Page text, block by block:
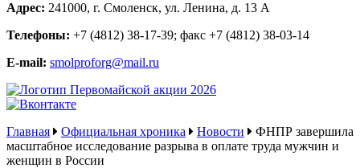
Адрес: 241000, г. Смоленск, ул. Ленина, д. 13 А
Телефоны: +7 (4812) 38-17-39; факс +7 (4812) 38-03-14
E-mail: smolproforg@mail.ru
Главная Официальная хроника Новости
ФНПР завершила
масштабное исследование разрыва в оплате труда мужчин и
женщин в России